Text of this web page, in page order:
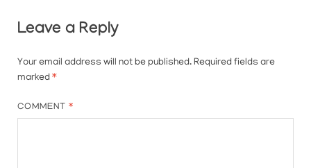
Leave a Reply
Your email address will not be published. Required fields are
marked *
COMMENT*